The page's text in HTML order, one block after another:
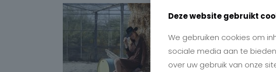
Deze website gebruikt
We gebruiken cookies om
sociale media aan te
over uw gebruik van onze